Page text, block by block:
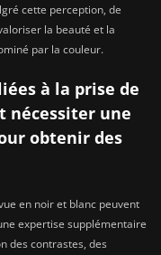
cette perception, de
la beauté et la
par la couleur.
à la prise de
nécessiter une
obtenir des
en noir et blanc peuvent
expertise supplémentaire
des contrastes, des